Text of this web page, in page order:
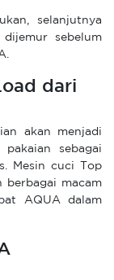
selanjutnya
dijemur sebelum
dari
akan menjadi
pakaian sebagai
Mesin cuci Top
berbagai macam
AQUA dalam